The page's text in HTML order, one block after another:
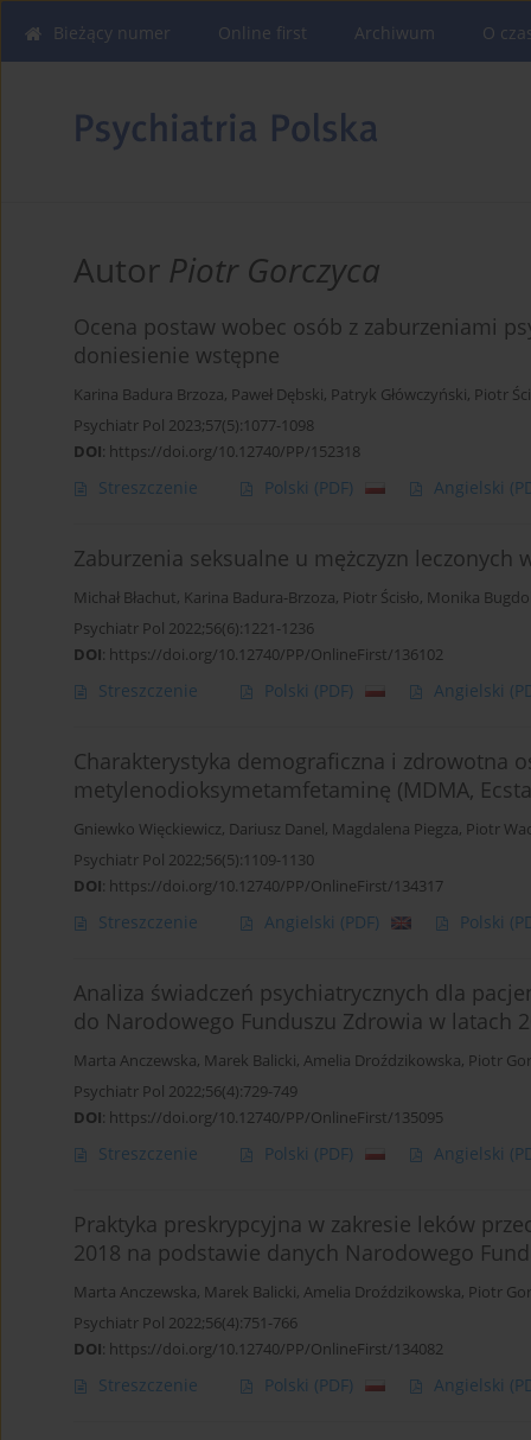
Bieżący numer Online first Archiwum O
Autor Piotr Gorczyca
Ocena postaw wobec osób z zaburzeniami
doniesienie wstępne
Karina Badura Brzoza, Paweł Dębski, Patryk Główczyński, Piotr
Psychiatr Pol 2023;57(5):1077-1098
DOI: https://doi.org/10.12740/PP/152318
Streszczenie Polski (PDF) Angielski
Zaburzenia seksualne u mężczyzn leczonych
Michał Błachut, Karina Badura-Brzoza, Piotr Ścisło, Monika Bugdol
Psychiatr Pol 2022;56(6):1221-1236
DOI: https://doi.org/10.12740/PP/OnlineFirst/136102
Streszczenie Polski (PDF) Angielski
Charakterystyka demograficzna i zdrowotna
metylenodioksymetamfetaminę (MDMA,
Gniewko Więckiewicz, Dariusz Danel, Magdalena Piegza, Piotr
Psychiatr Pol 2022;56(5):1109-1130
DOI: https://doi.org/10.12740/PP/OnlineFirst/134317
Streszczenie Angielski (PDF) Polski
Analiza świadczeń psychiatrycznych dla
do Narodowego Funduszu Zdrowia w latach
Marta Anczewska, Marek Balicki, Amelia Droździkowska, Piotr
Psychiatr Pol 2022;56(4):729-749
DOI: https://doi.org/10.12740/PP/OnlineFirst/135095
Streszczenie Polski (PDF) Angielski
Praktyka preskrypcyjna w zakresie leków
2018 na podstawie danych Narodowego
Marta Anczewska, Marek Balicki, Amelia Droździkowska, Piotr
Psychiatr Pol 2022;56(4):751-766
DOI: https://doi.org/10.12740/PP/OnlineFirst/134082
Streszczenie Polski (PDF) Angielski